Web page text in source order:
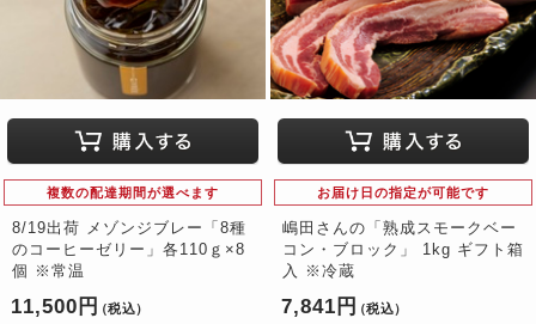
複数の配達期間が選べます
8/19出荷 メゾンジブレー「8種
のコーヒーゼリー」各110ｇ×8
個 ※常温
11,500円 （税込）
お届け日の指定が可能です
嶋田さんの「熟成スモークベー
コン・ブロック」 1kg ギフト箱
入 ※冷蔵
7,841円 （税込）